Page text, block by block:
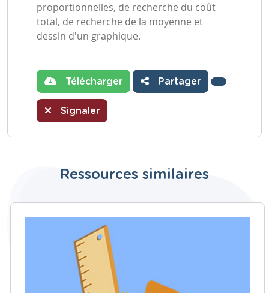
proportionnelles, de recherche du coût
total, de recherche de la moyenne et
dessin d'un graphique.
Télécharger Partager
Signaler
Ressources similaires